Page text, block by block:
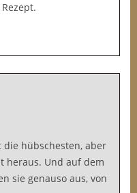
die hübschesten, aber
heraus. Und auf dem
sie genauso aus, von